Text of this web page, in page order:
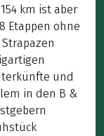
km ist aber
Etappen ohne
und
in den B &